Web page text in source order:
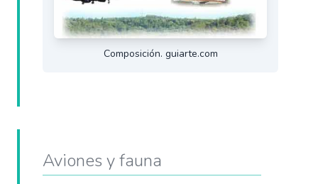
Composición. guiarte.com
Aviones y fauna